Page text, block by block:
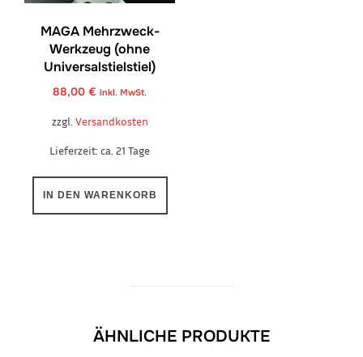
MAGA Mehrzweck-
Werkzeug (ohne
Universalstielstiel)
88,00€ inkl. MwSt.
zzgl. Versandkosten
Lieferzeit: ca. 21 Tage
IN DEN WARENKORB
ÄHNLICHE PRODUKTE